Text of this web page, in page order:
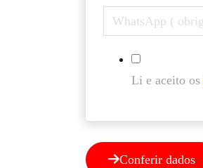
Li e aceito os
Conferir dados